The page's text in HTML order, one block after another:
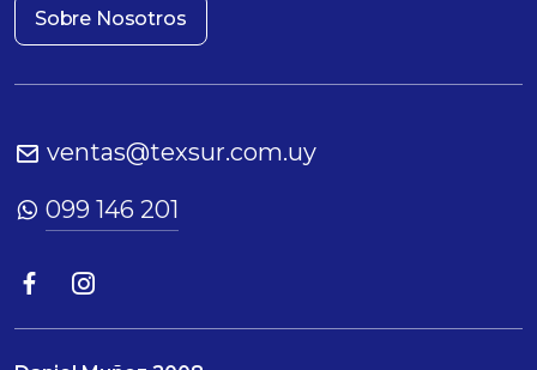
Sobre Nosotros
ventas@texsur.com.uy
099 146 201